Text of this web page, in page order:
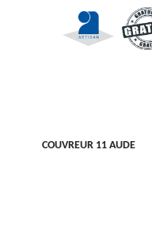
COUVREUR 11 AUDE